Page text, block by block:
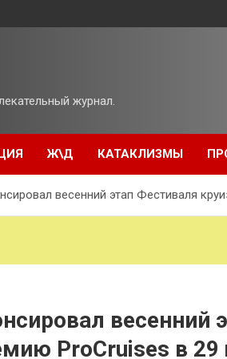
журнал.
Ж\Д КАТАКЛИЗМЫ
весенний этап Фестиваля
весенний
ProCruises в 29